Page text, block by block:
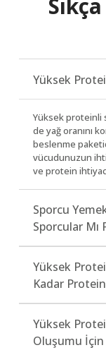
Yüksek
Yüksek proteinli
de yağ oranını
beslenme
vücudunuzun
ve protein
Sporcu
Sporcular Mı
Yüksek
Kadar
Yüksek
Oluşumu